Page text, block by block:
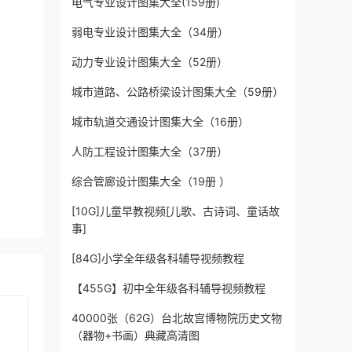
弱电专业设计图集大全（34册）
动力专业设计图集大全（52册）
城市道路、公路桥梁设计图集大全（59册）
城市轨道交通设计图集大全（16册）
人防工程设计图集大全（37册）
综合管廊设计图集大全（19册 ）
[10G]儿童早教视频[儿歌、古诗词、童话故
事]
[84G]小学全年级各科辅导视频教程
【455G】初中全年级各科辅导视频教程
40000张（62G）台北故宫博物院历史文物
（器物+书画）典藏高清图